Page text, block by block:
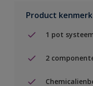
Product
1 pot
2